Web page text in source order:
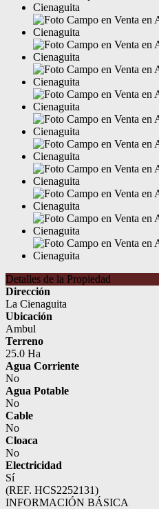
Detalles de la Propiedad
Dirección
La Cienaguita
Ubicación
Ambul
Terreno
25.0 Ha
Agua Corriente
No
Agua Potable
No
Cable
No
Cloaca
No
Electricidad
Sí
(REF. HCS2252131)
INFORMACIÓN BÁSICA